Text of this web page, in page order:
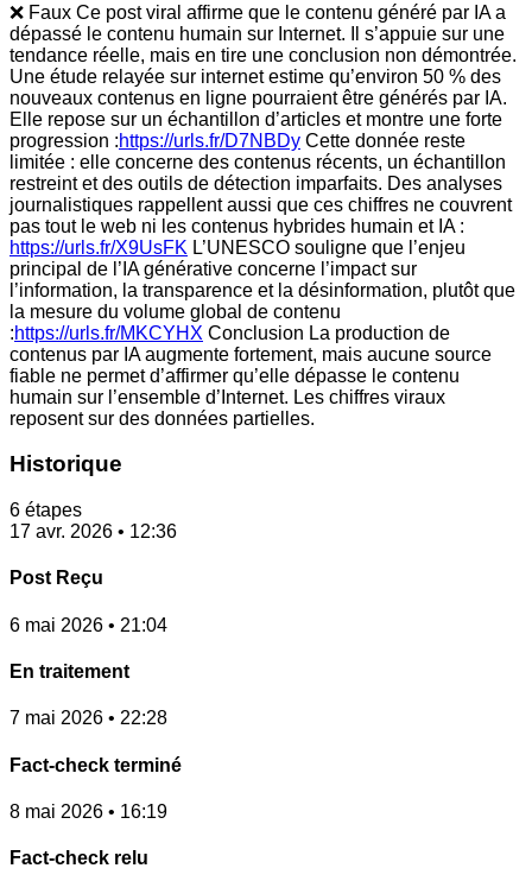
❌ Faux Ce post viral affirme que le contenu généré par IA a
dépassé le contenu humain sur Internet. Il s’appuie sur une
tendance réelle, mais en tire une conclusion non démontrée.
Une étude relayée sur internet estime qu’environ 50 % des
nouveaux contenus en ligne pourraient être générés par IA.
Elle repose sur un échantillon d’articles et montre une forte
progression :https://urls.fr/D7NBDy Cette donnée reste
limitée : elle concerne des contenus récents, un échantillon
restreint et des outils de détection imparfaits. Des analyses
journalistiques rappellent aussi que ces chiffres ne couvrent
pas tout le web ni les contenus hybrides humain et IA :
https://urls.fr/X9UsFK L’UNESCO souligne que l’enjeu
principal de l’IA générative concerne l’impact sur
l’information, la transparence et la désinformation, plutôt que
la mesure du volume global de contenu
:https://urls.fr/MKCYHX Conclusion La production de
contenus par IA augmente fortement, mais aucune source
fiable ne permet d’affirmer qu’elle dépasse le contenu
humain sur l’ensemble d’Internet. Les chiffres viraux
reposent sur des données partielles.
Historique
6 étapes
17 avr. 2026 • 12:36
Post Reçu
6 mai 2026 • 21:04
En traitement
7 mai 2026 • 22:28
Fact-check terminé
8 mai 2026 • 16:19
Fact-check relu